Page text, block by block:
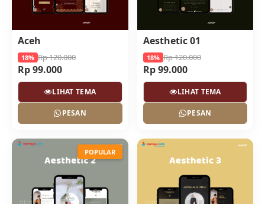
Aceh
18% Rp 120.000
Rp 99.000
LIHAT TEMA
PESAN
Aesthetic 01
18% Rp 120.000
Rp 99.000
LIHAT TEMA
PESAN
POPULAR